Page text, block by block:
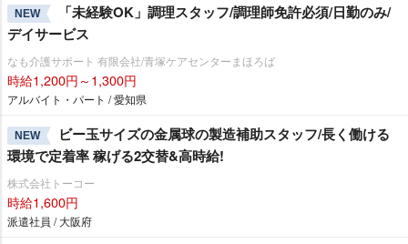
NEW
「未経験OK」調理スタッフ/調理師免許必須/日勤のみ/
デイサービス
なも介護サポート 有限会社/青塚ケアセンターまほろば
時給1,200円～1,300円
アルバイト・パート / 愛知県
NEW
ビー玉サイズの金属球の製造補助スタッフ/長く働ける
環境で定着率 稼げる2交替&高時給!
株式会社トーコー
時給1,600円
派遣社員 / 大阪府